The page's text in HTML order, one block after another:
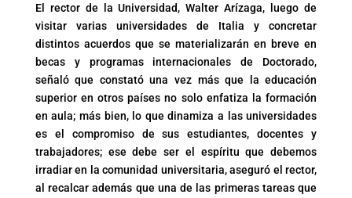
El rector de la Universidad, Walter Arízaga, luego de
visitar varias universidades de Italia y concretar
distintos acuerdos que se materializarán en breve en
becas y programas internacionales de Doctorado,
señaló que constató una vez más que la educación
superior en otros países no solo enfatiza la formación
en aula; más bien, lo que dinamiza a las universidades
es el compromiso de sus estudiantes, docentes y
trabajadores; ese debe ser el espíritu que debemos
irradiar en la comunidad universitaria, aseguró el rector,
al recalcar además que una de las primeras tareas que